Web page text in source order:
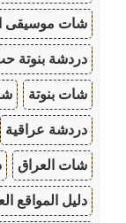
شات موسيقى
دردشة بنوتة
شات بنوتة
دردشة عراقية
شات العراق
دليل المواقع